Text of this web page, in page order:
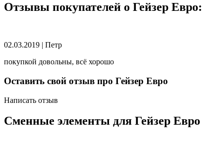
Отзывы покупателей о Гейзер Евро:
02.03.2019 | Петр
покупкой довольны, всё хорошо
Оставить свой отзыв про Гейзер Евро
Написать отзыв
Сменные элементы для Гейзер Евро